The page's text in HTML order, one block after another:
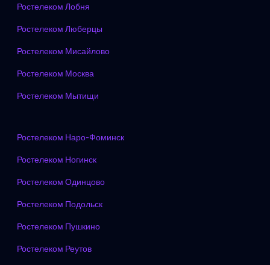
Ростелеком Лобня
Ростелеком Люберцы
Ростелеком Мисайлово
Ростелеком Москва
Ростелеком Мытищи
Ростелеком Наро-Фоминск
Ростелеком Ногинск
Ростелеком Одинцово
Ростелеком Подольск
Ростелеком Пушкино
Ростелеком Реутов